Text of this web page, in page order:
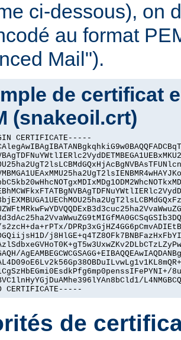
ci-dessous), on
au format
Mail").
de certificat
(snakeoil.crt)
CERTIFICATE-----
s2zcH+da+rPTx/
CERTIFICATE-----
de